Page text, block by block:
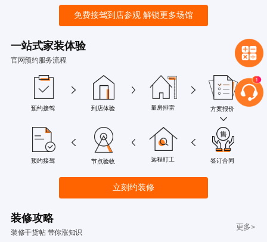
免费接驾到店参观 解锁更多场馆
一站式家装体验
官网预约服务流程
预约接驾 到店体验 量房排雷 方案报价
预约接驾 节点验收 远程盯工 签订合同
立刻约装修
装修攻略
装修干货帖 带你涨知识
更多>